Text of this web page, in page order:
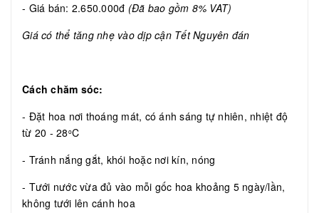
- Giá bán: 2.650.000đ (Đã bao gồm 8% VAT)
Giá có thể tăng nhẹ vào dịp cận Tết Nguyên đán
Cách chăm sóc:
- Đặt hoa nơi thoáng mát, có ánh sáng tự nhiên, nhiệt độ
từ 20 - 28oC
- Tránh nắng gắt, khói hoặc nơi kín, nóng
- Tưới nước vừa đủ vào mỗi gốc hoa khoảng 5 ngày/lần,
không tưới lên cánh hoa